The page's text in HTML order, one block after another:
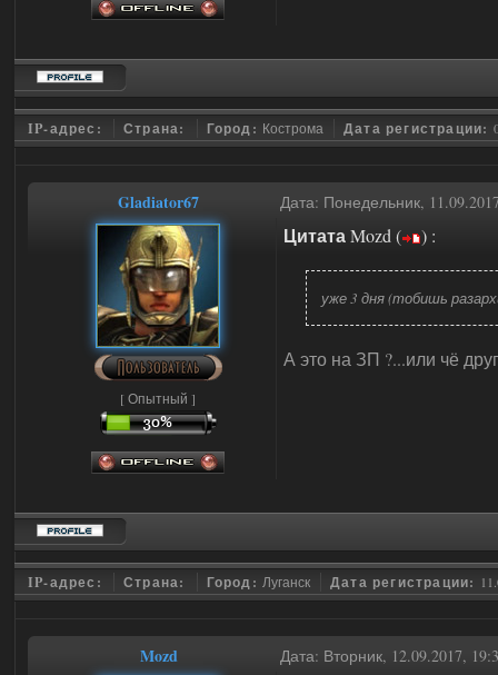
IP-адрес: Страна: Город: Кострома Дата регистрации:
Gladiator67 Дата: Понедельник,
[ Опытный ]
ЦитатаMozd ( ) :
уже 3 дня (тобишь
А это на ЗП ?...или чё
IP-адрес: Страна: Город:Луганск Дата регистрации:
Mozd Дата: Вторник, 12.09.2017,